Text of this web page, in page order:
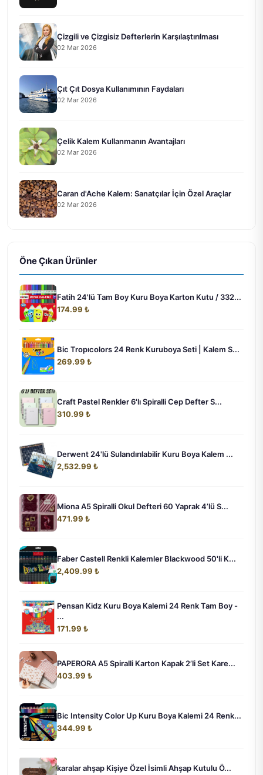
Çizgili ve Çizgisiz Defterlerin Karşılaştırılması
02 Mar 2026
Çıt Çıt Dosya Kullanımının Faydaları
02 Mar 2026
Çelik Kalem Kullanmanın Avantajları
02 Mar 2026
Caran d'Ache Kalem: Sanatçılar İçin Özel Araçlar
02 Mar 2026
Öne Çıkan Ürünler
Fatih 24'lü Tam Boy Kuru Boya Karton Kutu / 332...
174.99 ₺
Bic Tropıcolors 24 Renk Kuruboya Seti | Kalem S...
269.99 ₺
Craft Pastel Renkler 6'lı Spiralli Cep Defter S...
310.99 ₺
Derwent 24'lü Sulandırılabilir Kuru Boya Kalem ...
2,532.99 ₺
Miona A5 Spiralli Okul Defteri 60 Yaprak 4’lü S...
471.99 ₺
Faber Castell Renkli Kalemler Blackwood 50'li K...
2,409.99 ₺
Pensan Kidz Kuru Boya Kalemi 24 Renk Tam Boy -
...
171.99 ₺
PAPERORA A5 Spiralli Karton Kapak 2’li Set Kare...
403.99 ₺
Bic Intensity Color Up Kuru Boya Kalemi 24 Renk...
344.99 ₺
karalar ahşap Kişiye Özel İsimli Ahşap Kutulu Ö...